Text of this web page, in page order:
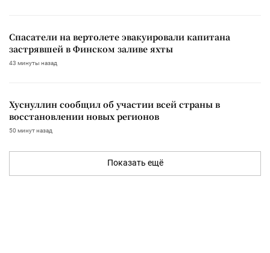
Спасатели на вертолете эвакуировали капитана
застрявшей в Финском заливе яхты
43 минуты назад
Хуснуллин сообщил об участии всей страны в
восстановлении новых регионов
50 минут назад
Показать ещё